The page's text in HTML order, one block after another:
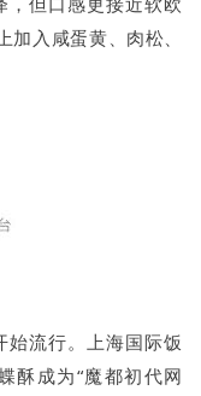
加入咸蛋黄、肉松、
流行。上海国际饭
酥成为“魔都初代网